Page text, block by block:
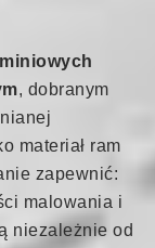
, dobranym
materiał ram
zapewnić:
malowania i
niezależnie od